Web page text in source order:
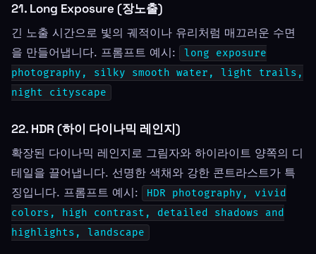
21. Long Exposure (장노출)
긴 노출 시간으로 빛의 궤적이나 유리처럼 매끄러운 수면
을 만들어냅니다. 프롬프트 예시:
long exposure
photography, silky smooth water, light trails,
night cityscape
22. HDR (하이 다이나믹 레인지)
확장된 다이나믹 레인지로 그림자와 하이라이트 양쪽의 디
테일을 끌어냅니다. 선명한 색채와 강한 콘트라스트가 특
징입니다. 프롬프트 예시:
HDR photography, vivid
colors, high contrast, detailed shadows and
highlights, landscape